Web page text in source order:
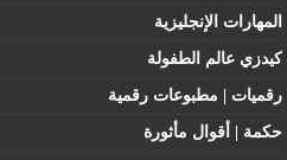
المهارات الإنجليزية
كيدزي عالم الطفولة
رقميات | مطبوعات رقمية
حكمة | أقوال مأثورة